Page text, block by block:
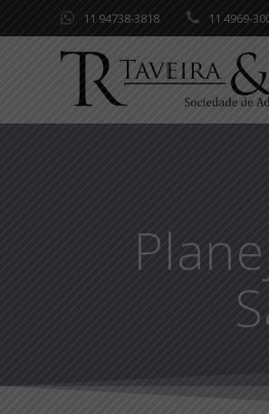
to
11 94738-3818 11 4969-